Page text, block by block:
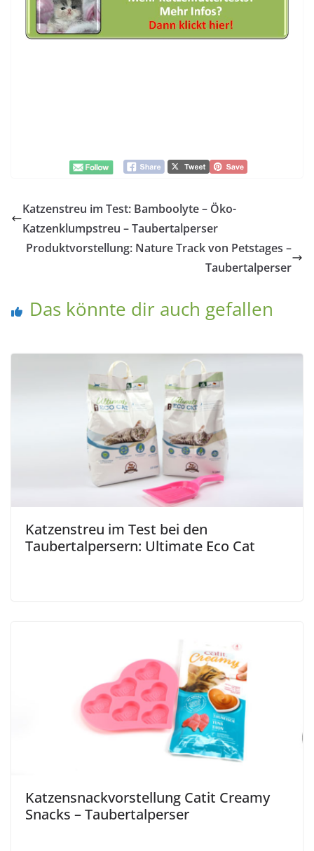
Katzenstreu im Test: Bamboolyte – Öko-
Katzenklumpstreu – Taubertalperser
Produktvorstellung: Nature Track von Petstages –
Taubertalperser
Das könnte dir auch gefallen
Katzenstreu im Test bei den
Taubertalpersern: Ultimate Eco Cat
Katzensnackvorstellung Catit Creamy
Snacks – Taubertalperser